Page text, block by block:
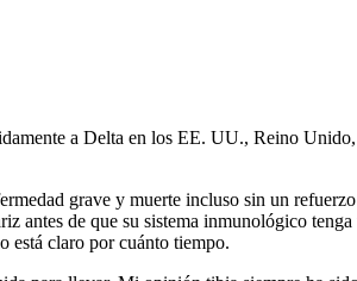
a Delta en los EE. UU., Reino
grave y muerte incluso sin un
antes de que su sistema inmunológico
está claro por cuánto tiempo.